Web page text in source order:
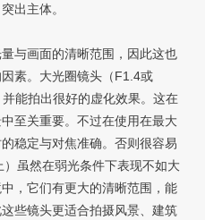
出主体。
画面的清晰范围，因此这也
素。大光圈镜头（F1.4或
能拍出很好的虚化效果。这在
至关重要。不过在使用在最大
稳定与对焦准确。否则很容易
虽然在弱光条件下表现不如大
，它们有更大的清晰范围，能
些镜头更适合拍摄风景、建筑